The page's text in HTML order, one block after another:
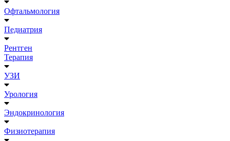
Офтальмология
Педиатрия
Рентген
Терапия
УЗИ
Урология
Эндокринология
Физиотерапия